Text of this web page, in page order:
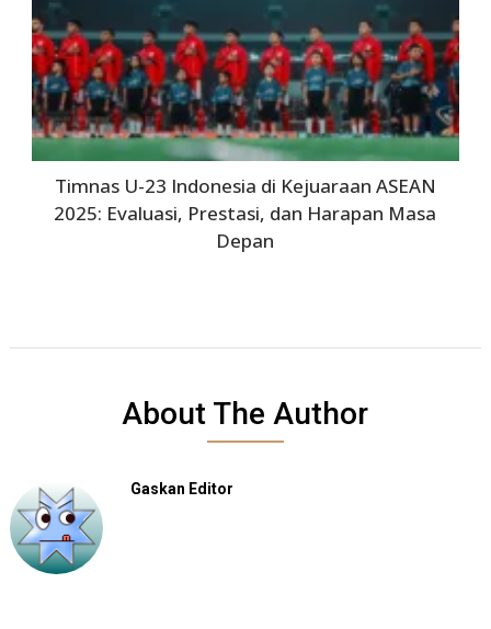
Timnas U-23 Indonesia di Kejuaraan ASEAN
2025: Evaluasi, Prestasi, dan Harapan Masa
Depan
About The Author
Gaskan Editor